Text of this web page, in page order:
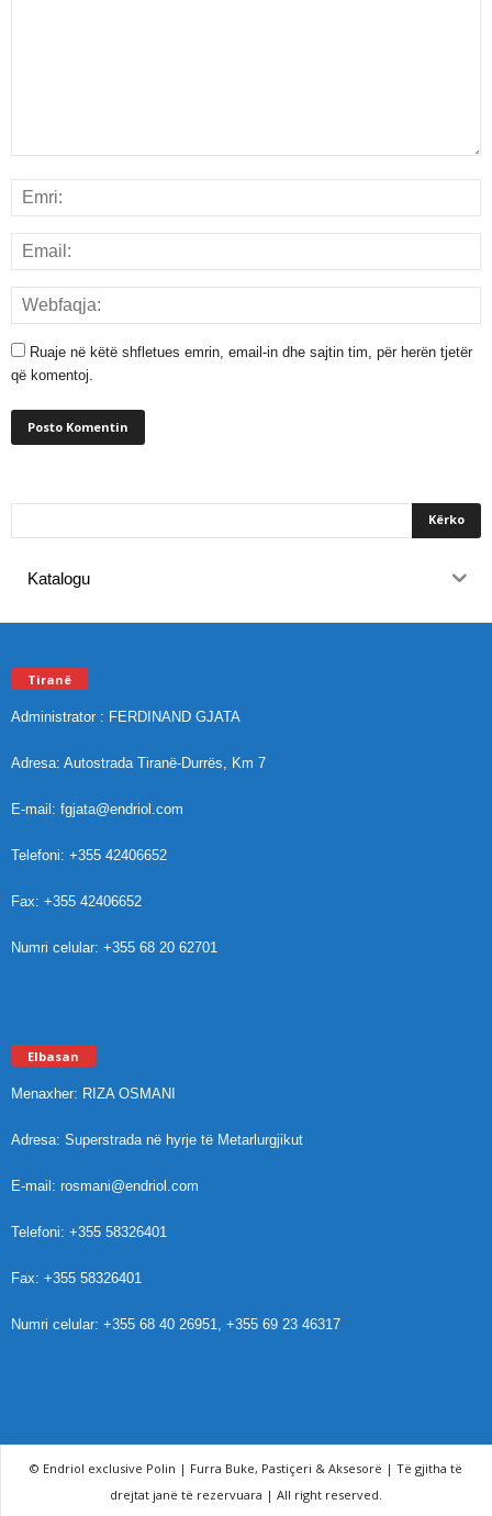
Ruaje në këtë shfletues emrin, email-in dhe sajtin tim, për herën tjetër
që komentoj.
Katalogu
Tiranë
Administrator : FERDINAND GJATA
Adresa: Autostrada Tiranë-Durrës, Km 7
E-mail: fgjata@endriol.com
Telefoni: +355 42406652
Fax: +355 42406652
Numri celular: +355 68 20 62701
Elbasan
Menaxher: RIZA OSMANI
Adresa: Superstrada në hyrje të Metarlurgjikut
E-mail: rosmani@endriol.com
Telefoni: +355 58326401
Fax: +355 58326401
Numri celular: +355 68 40 26951, +355 69 23 46317
© Endriol exclusive Polin | Furra Buke, Pastiçeri & Aksesorë | Të gjitha të
drejtat janë të rezervuara | All right reserved.